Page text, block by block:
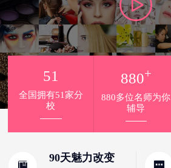
90天魅力改变
51
全国拥有51家分
校
880+
880多位名师为你
辅导